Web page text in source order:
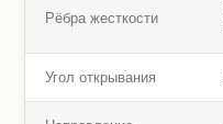
Рёбра жесткости
Угол открывания